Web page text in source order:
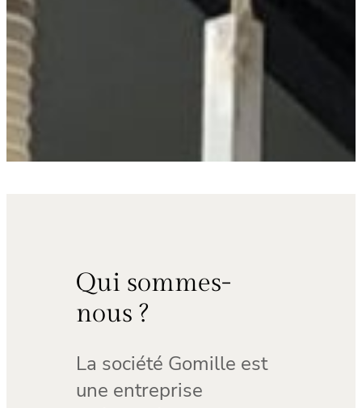
Qui sommes-
nous ?
La société Gomille est
une entreprise